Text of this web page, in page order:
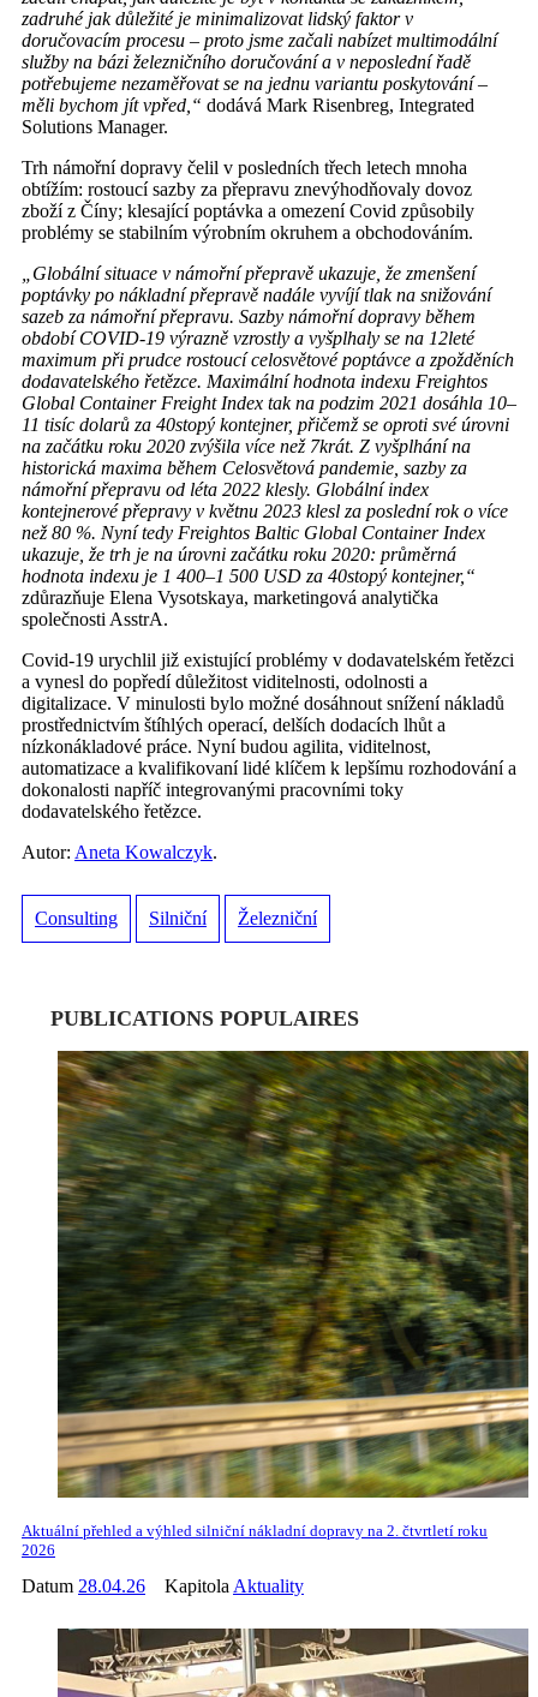
zadruhé jak důležité je minimalizovat lidský faktor v
doručovacím procesu – proto jsme začali nabízet multimodální
služby na bázi železničního doručování a v neposlední řadě
potřebujeme nezaměřovat se na jednu variantu poskytování –
měli bychom jít vpřed,“ dodává Mark Risenbreg, Integrated
Solutions Manager.
Trh námořní dopravy čelil v posledních třech letech mnoha
obtížím: rostoucí sazby za přepravu znevýhodňovaly dovoz
zboží z Číny; klesající poptávka a omezení Covid způsobily
problémy se stabilním výrobním okruhem a obchodováním.
„Globální situace v námořní přepravě ukazuje, že zmenšení
poptávky po nákladní přepravě nadále vyvíjí tlak na snižování
sazeb za námořní přepravu. Sazby námořní dopravy během
období COVID-19 výrazně vzrostly a vyšplhaly se na 12leté
maximum při prudce rostoucí celosvětové poptávce a zpožděních
dodavatelského řetězce. Maximální hodnota indexu Freightos
Global Container Freight Index tak na podzim 2021 dosáhla 10–
11 tisíc dolarů za 40stopý kontejner, přičemž se oproti své úrovni
na začátku roku 2020 zvýšila více než 7krát. Z vyšplhání na
historická maxima během Celosvětová pandemie, sazby za
námořní přepravu od léta 2022 klesly. Globální index
kontejnerové přepravy v květnu 2023 klesl za poslední rok o více
než 80 %. Nyní tedy Freightos Baltic Global Container Index
ukazuje, že trh je na úrovni začátku roku 2020: průměrná
hodnota indexu je 1 400–1 500 USD za 40stopý kontejner,“
zdůrazňuje Elena Vysotskaya, marketingová analytička
společnosti AsstrA.
Covid-19 urychlil již existující problémy v dodavatelském řetězci
a vynesl do popředí důležitost viditelnosti, odolnosti a
digitalizace. V minulosti bylo možné dosáhnout snížení nákladů
prostřednictvím štíhlých operací, delších dodacích lhůt a
nízkonákladové práce. Nyní budou agilita, viditelnost,
automatizace a kvalifikovaní lidé klíčem k lepšímu rozhodování a
dokonalosti napříč integrovanými pracovními toky
dodavatelského řetězce.
Autor: Aneta Kowalczyk.
Consulting Silniční Železniční
PUBLICATIONS POPULAIRES
Aktuální přehled a výhled silniční nákladní dopravy na 2. čtvrtletí roku
2026
Datum 28.04.26 Kapitola Aktuality